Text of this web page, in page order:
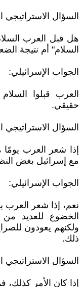
السؤال الاستراتيجي
هل قبل العرب
السلام" أم نتيجة
الجواب الإسرائيلي:
العرب قبلوا
حقيقي.
السؤال الاستراتيجي
إذا شعر العرب يومًا
مع إسرائيل بغض
الجواب الإسرائيلي:
نعم، إذا شعر العرب
الخضوع للعديد من
ولكنهم يعودون
ذلك.
السؤال الاستراتيجي
إذا كان الأمر كذلك،